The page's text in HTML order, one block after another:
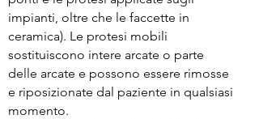
impianti, oltre che le faccette in
ceramica). Le protesi mobili
sostituiscono intere arcate o parte
delle arcate e possono essere rimosse
e riposizionate dal paziente in qualsiasi
momento.